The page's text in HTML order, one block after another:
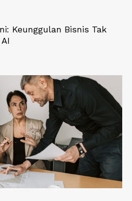
Keunggulan Bisnis Tak